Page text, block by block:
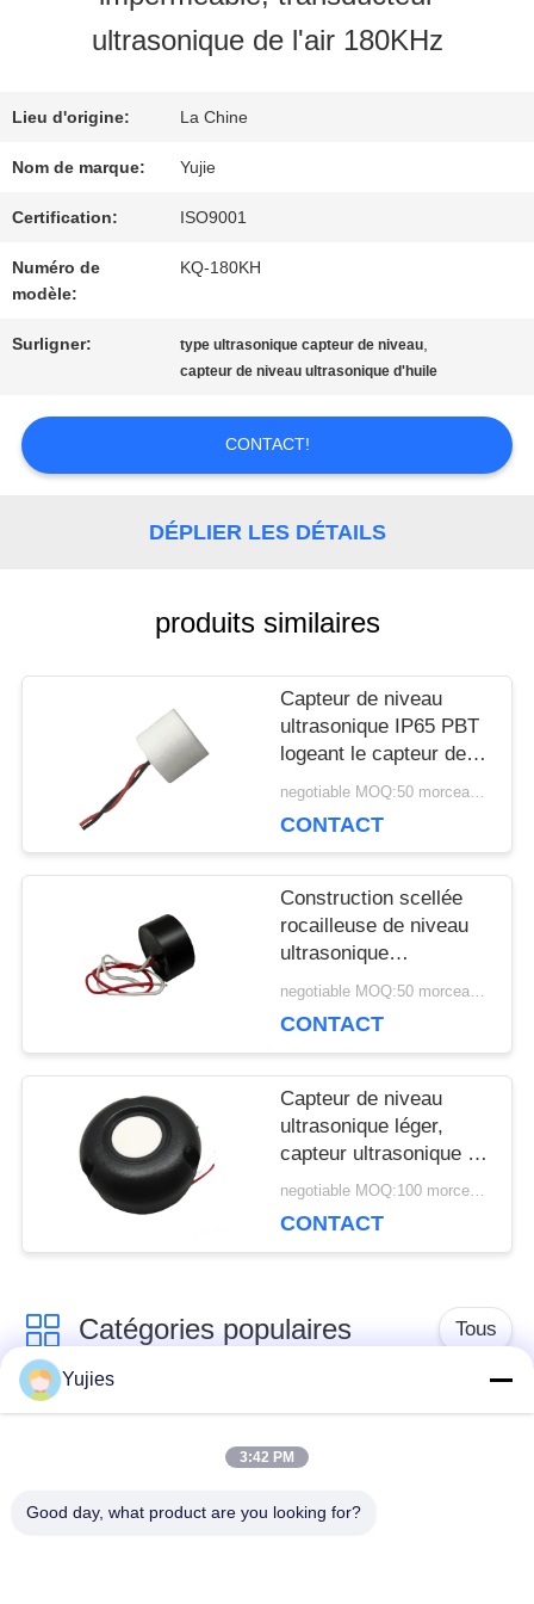
VISITE
CONTRÔLE
DE
QUALITÉ
CONTACTEZ-
NOUS
DEMANDEZ
CITATION
POLICY
ultrasonique de l'air 180KHz
Lieu d'origine: La Chine
Nom de marque: Yujie
Certification: ISO9001
Numéro de
modèle:
KQ-180KH
Surligner: type ultrasonique capteur de niveau,
capteur de niveau ultrasonique d'huile
CONTACT!
DÉPLIER LES DÉTAILS
produits similaires
Capteur de niveau
ultrasonique IP65 PBT
logeant le capteur de
carburant ultrasonique negotiable MOQ:50 morceaux/morceaux
CONTACT
Construction scellée
rocailleuse de niveau
ultrasonique
cylindrique du capteur negotiable MOQ:50 morceaux/morceaux
CONTACT
Capteur de niveau
ultrasonique léger,
capteur ultrasonique en
plastique de la distancenegotiable MOQ:100 morceaux/morceaux
CONTACT
Catégories populaires Tous
Transducteur
Transducteur
ultrasonique médical
transducteur de
Yujies
3:42 PM
Good day, what product are you looking for?